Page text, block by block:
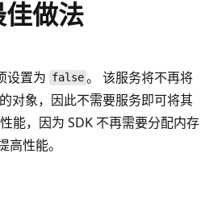
做法
设置为 false。 该服务将不再将
对象，因此不需要服务即可将其
能，因为 SDK 不再需要分配内存
性能。